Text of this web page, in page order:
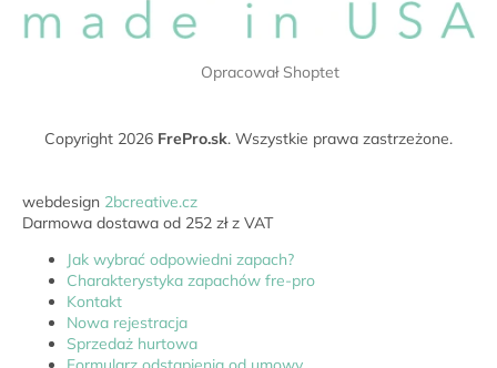
Opracował Shoptet
Copyright 2026 FrePro.sk. Wszystkie prawa zastrzeżone.
webdesign 2bcreative.cz
Darmowa dostawa od 252 zł z VAT
Jak wybrać odpowiedni zapach?
Charakterystyka zapachów fre-pro
Kontakt
Nowa rejestracja
Sprzedaż hurtowa